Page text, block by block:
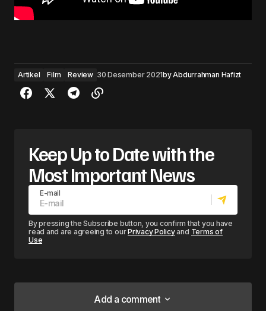
Artikel Film Review 30 Desember 2021byAbdurrahman Hafizt
Keep Up to Date with the
Most Important News
E-mail
By pressing the Subscribe button, you confirm that you have
read and are agreeing to ourPrivacy Policyand Terms of
Use
Add a comment